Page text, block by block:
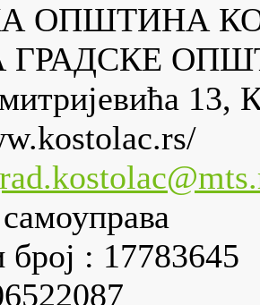
ОПШТИНА
ГРАДСКЕ
13,
: 17783645